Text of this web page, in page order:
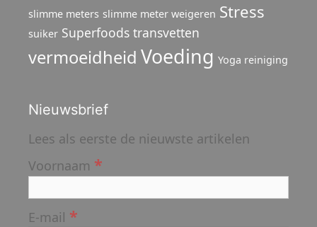
slimme meters slimme meter weigeren Stress
suiker Superfoods transvetten
vermoeidheid Voeding Yoga reiniging
Nieuwsbrief
Lees als eerste de nieuwste artikelen
Voornaam *
E-mail *